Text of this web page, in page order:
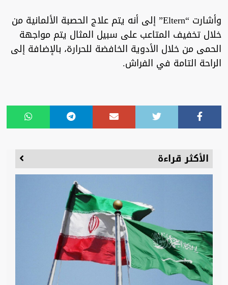
وأشارت “Eltern” إلى أنه يتم علاج الحصبة الألمانية من
خلال تخفيف المتاعب على سبيل المثال يتم مواجهة
الحمى من خلال الأدوية الخافضة للحرارة، بالإضافة إلى
الراحة التامة في الفراش.
الأكثر قراءة